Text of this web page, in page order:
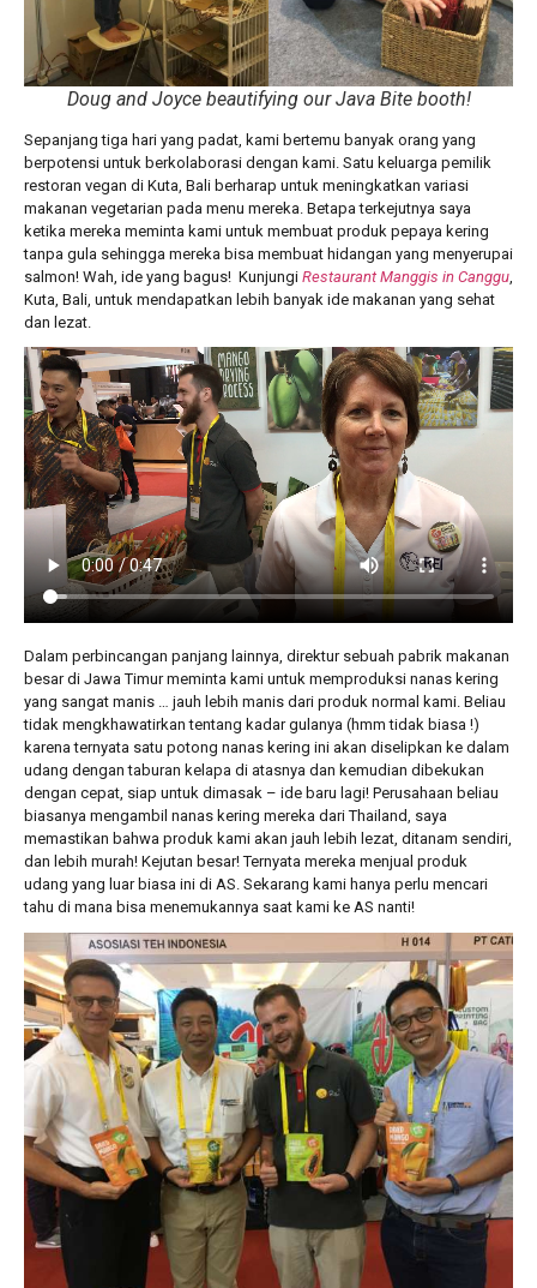
Doug and Joyce beautifying our Java Bite booth!
Sepanjang tiga hari yang padat, kami bertemu banyak orang yang
berpotensi untuk berkolaborasi dengan kami. Satu keluarga pemilik
restoran vegan di Kuta, Bali berharap untuk meningkatkan variasi
makanan vegetarian pada menu mereka. Betapa terkejutnya saya
ketika mereka meminta kami untuk membuat produk pepaya kering
tanpa gula sehingga mereka bisa membuat hidangan yang menyerupai
salmon! Wah, ide yang bagus! Kunjungi Restaurant Manggis in Canggu
Kuta, Bali, untuk mendapatkan lebih banyak ide makanan yang sehat
dan lezat.
Dalam perbincangan panjang lainnya, direktur sebuah pabrik makanan
besar di Jawa Timur meminta kami untuk memproduksi nanas kering
yang sangat manis … jauh lebih manis dari produk normal kami. Beliau
tidak mengkhawatirkan tentang kadar gulanya (hmm tidak biasa !)
karena ternyata satu potong nanas kering ini akan diselipkan ke dalam
udang dengan taburan kelapa di atasnya dan kemudian dibekukan
dengan cepat, siap untuk dimasak – ide baru lagi! Perusahaan beliau
biasanya mengambil nanas kering mereka dari Thailand, saya
memastikan bahwa produk kami akan jauh lebih lezat, ditanam sendiri,
dan lebih murah! Kejutan besar! Ternyata mereka menjual produk
udang yang luar biasa ini di AS. Sekarang kami hanya perlu mencari
tahu di mana bisa menemukannya saat kami ke AS nanti!